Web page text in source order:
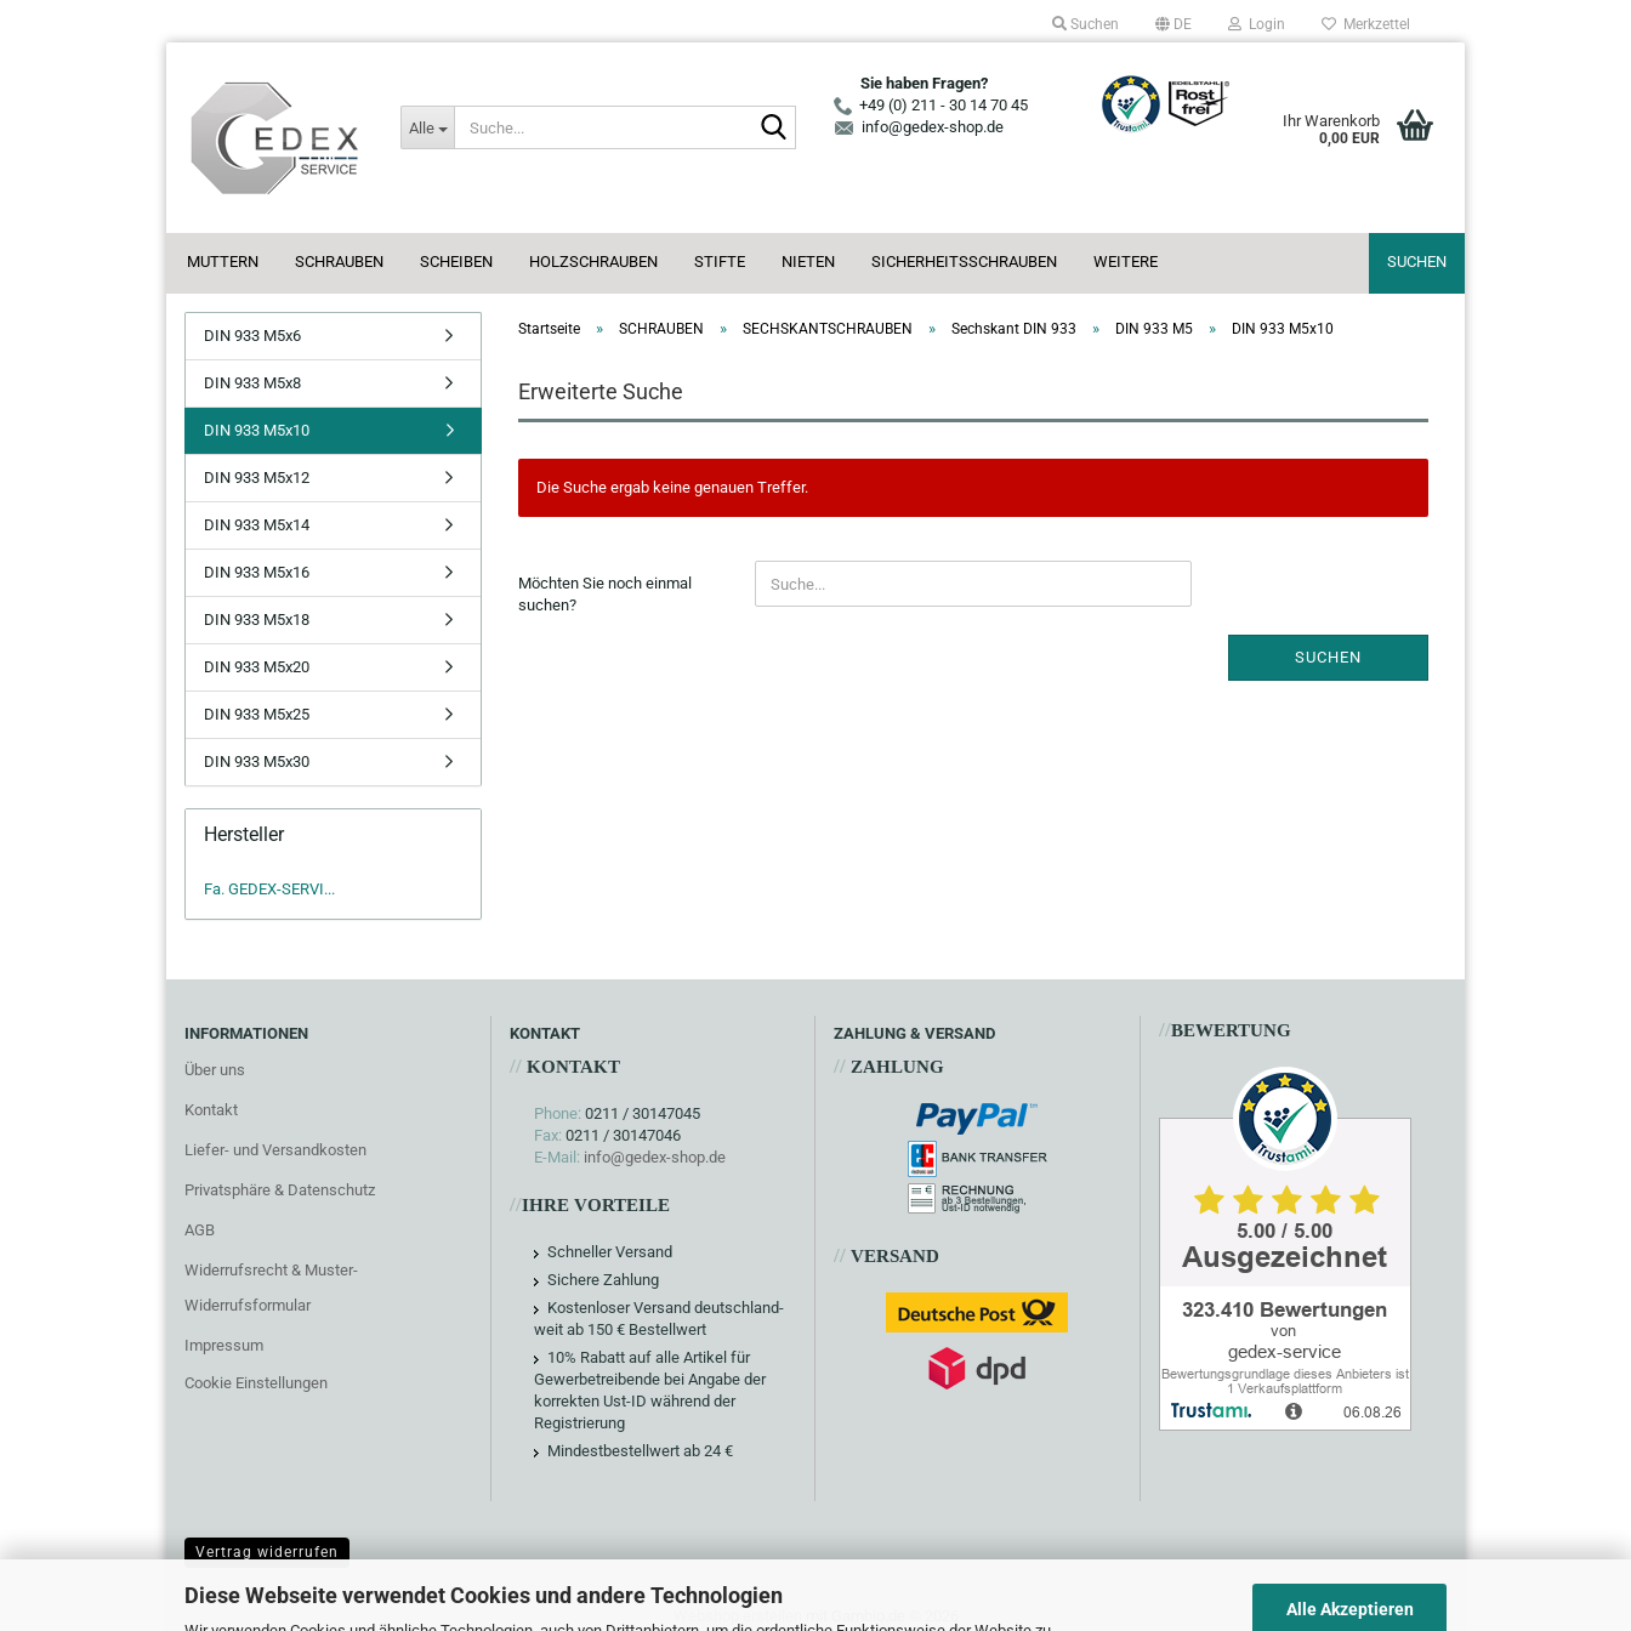
Diese Webseite verwendet Cookies und andere Technologien
Alle Akzeptieren
Suchen DE Login Merkzettel
Alle
Suche...
Sie haben Fragen?
+49 (0) 211 - 30 14 70 45
info@gedex-shop.de
Ihr Warenkorb
0,00 EUR
MUTTERN SCHRAUBEN SCHEIBEN HOLZSCHRAUBEN STIFTE NIETEN SICHERHEITSSCHRAUBEN SUCHEN
WEITERE
Startseite » SCHRAUBEN » SECHSKANTSCHRAUBEN » Sechskant DIN 933 » DIN 933 M5 » DIN 933 M5x10
Erweiterte Suche
Die Suche ergab keine genauen Treffer.
SIE
NOCH
Möchten Sie noch einmal
suchen?
SUCHEN
DIN 933 M5x6
DIN 933 M5x8
DIN 933 M5x10
DIN 933 M5x12
DIN 933 M5x14
DIN 933 M5x16
DIN 933 M5x18
DIN 933 M5x20
DIN 933 M5x25
DIN 933 M5x30
Hersteller
Fa. GEDEX-SERVI...
INFORMATIONEN
Über uns
Kontakt
Liefer- und Versandkosten
Privatsphäre & Datenschutz
AGB
Widerrufsrecht & Muster-
Widerrufsformular
Impressum
Cookie Einstellungen
KONTAKT
//KONTAKT
Phone: 0211 / 30147045
Fax: 0211 / 30147046
E-Mail: info@gedex-shop.de
//IHRE VORTEILE
Schneller Versand
Sichere Zahlung
Kostenloser Versand deutschland-
weit ab 150 € Bestellwert
10% Rabatt auf alle Artikel für
Gewerbetreibende bei Angabe der
korrekten Ust-ID während der
Registrierung
Mindestbestellwert ab 24 €
ZAHLUNG & VERSAND
// ZAHLUNG
// VERSAND
//BEWERTUNG
Vertrag widerrufen